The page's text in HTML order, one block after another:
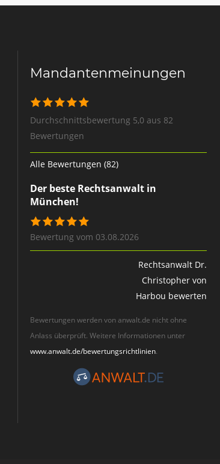
Mandantenmeinungen
Durchschnittsbewertung 5,0 aus 82
Bewertungen
Alle Bewertungen (82)
Der beste Rechtsanwalt in
München!
Bewertung vom 03.08.2026
Rechtsanwalt Dr.
Christopher von
Harbou bewerten
Bewertungen werden von anwalt.de nicht ohne
Anlass überprüft. Weitere Informationen unter
www.anwalt.de/bewertungsrichtlinien.